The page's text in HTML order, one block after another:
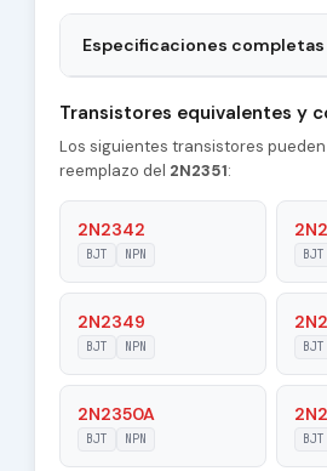
Especificaciones completas
Polarity NPN
Material of
Transistor
Si
Frequency (ft)
50
Collector
20 pF
Maximum Collector
Current |Ic max|
Transistores equivalentes y
Los siguientes transistores
reemplazo del 2N2351:
2N2342
BJT NPN BJT
2N2349
BJT NPN BJT
2N2350A
BJT NPN BJT